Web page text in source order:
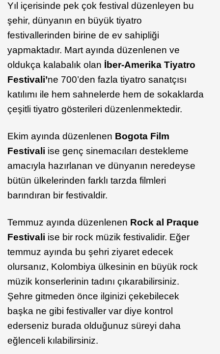
Yıl içerisinde pek çok festival düzenleyen bu
şehir, dünyanın en büyük tiyatro
festivallerinden birine de ev sahipliği
yapmaktadır. Mart ayında düzenlenen ve
oldukça kalabalık olan İber-Amerika Tiyatro
Festivali’ne 700’den fazla tiyatro sanatçısı
katılımı ile hem sahnelerde hem de sokaklarda
çeşitli tiyatro gösterileri düzenlenmektedir.
Ekim ayında düzenlenen Bogota Film
Festivali ise genç sinemacıları destekleme
amacıyla hazırlanan ve dünyanın neredeyse
bütün ülkelerinden farklı tarzda filmleri
barındıran bir festivaldir.
Temmuz ayında düzenlenen Rock al Praque
Festivali ise bir rock müzik festivalidir. Eğer
temmuz ayında bu şehri ziyaret edecek
olursanız, Kolombiya ülkesinin en büyük rock
müzik konserlerinin tadını çıkarabilirsiniz.
Şehre gitmeden önce ilginizi çekebilecek
başka ne gibi festivaller var diye kontrol
ederseniz burada olduğunuz süreyi daha
eğlenceli kılabilirsiniz.